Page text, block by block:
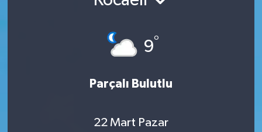
9°
Parçalı Bulutlu
22 Mart Pazar